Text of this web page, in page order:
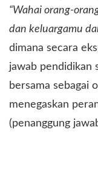
“Wahai orang-
dan keluargamu
dimana secara
jawab pendidikan
bersama sebagai
menegaskan
(penanggung